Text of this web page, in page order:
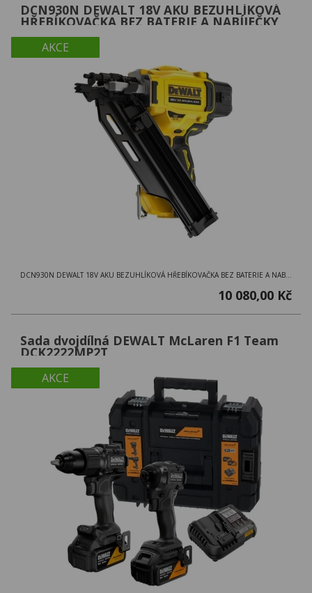
AKCE
DCN930N DEWALT 18V AKU BEZUHLÍKOVÁ
HŘEBÍKOVAČKA BEZ BATERIE A NABÍJEČKY
DCN930N DEWALT 18V AKU BEZUHLÍKOVÁ HŘEBÍKOVAČKA BEZ BATERIE A NABÍJEČKY
10 080,00 Kč
AKCE
Sada dvojdílná DEWALT McLaren F1 Team
DCK2222MP2T